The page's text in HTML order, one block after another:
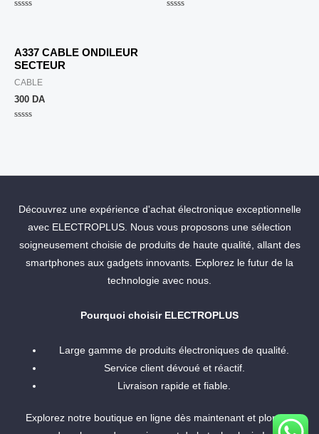
5
A337 CABLE ONDILEUR
SECTEUR
CABLE
300 DA
Découvrez une expérience d'achat électronique exceptionnelle
avec ELECTROPLUS. Nous vous proposons une sélection
soigneusement choisie de produits de haute qualité, allant des
smartphones aux gadgets innovants. Explorez le futur de la
technologie avec nous.
Pourquoi choisir ELECTROPLUS
Large gamme de produits électroniques de qualité.
Service client dévoué et réactif.
Livraison rapide et fiable.
Explorez notre boutique en ligne dès maintenant et plongez